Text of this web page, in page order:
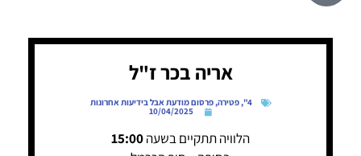
אריה בכר ז"ל
4"
,פטירה,פרסום מודעת אבל בידיעות אחרונות
10/04/2025
הלוויה תתקיים בשעה15:00